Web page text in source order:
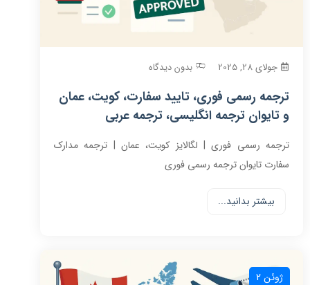
جولای 28, 2025 بدون دیدگاه
ترجمه رسمی فوری، تایید سفارت، کویت، عمان
و تایوان ترجمه انگلیسی، ترجمه عربی
ترجمه رسمی فوری | لگالایز کویت، عمان | ترجمه مدارک
سفارت تایوان ترجمه رسمی فوری
بیشتر بدانید...
ژوئن 2